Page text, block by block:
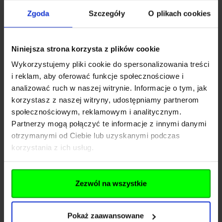
Zgoda Szczegóły O plikach cookies
Niniejsza strona korzysta z plików cookie
Wykorzystujemy pliki cookie do spersonalizowania treści
i reklam, aby oferować funkcje społecznościowe i
analizować ruch w naszej witrynie. Informacje o tym, jak
korzystasz z naszej witryny, udostępniamy partnerom
społecznościowym, reklamowym i analitycznym.
Partnerzy mogą połączyć te informacje z innymi danymi
otrzymanymi od Ciebie lub uzyskanymi podczas
korzystania z ich usług.
Zezwól na wszystkie
Pokaż zaawansowane
- cylinder ze
stali nierdzewnej
- komplet9mmstalowych łożysk
- wytrzymałe koła zębate ze stali proszkowej
- stalowyjęzyk spustowy
Zestaw nie zawiera akumulatora i ładowarki.
W zestawie znajduje się:
- replika
- magazynek mid-cap
- olejarka
Rozwiń opis
Dane techniczne
GF.EIL-01-031546